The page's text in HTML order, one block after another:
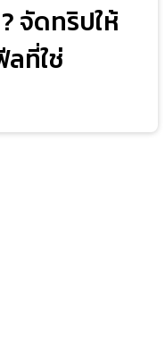
จัดทริปให้
ที่ใช่